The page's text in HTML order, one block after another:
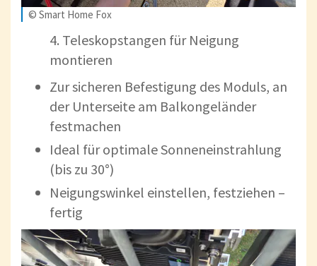
© Smart Home Fox
4. Teleskopstangen für Neigung
montieren
Zur sicheren Befestigung des Moduls, an
der Unterseite am Balkongeländer
festmachen
Ideal für optimale Sonneneinstrahlung
(bis zu 30°)
Neigungswinkel einstellen, festziehen –
fertig